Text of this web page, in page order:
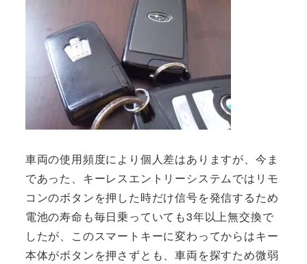
車両の使用頻度により個人差はありますが、今ま
であった、キーレスエントリーシステムではリモ
コンのボタンを押した時だけ信号を発信するため
電池の寿命も毎日乗っていても3年以上無交換で
したが、このスマートキーに変わってからはキー
本体がボタンを押さずとも、車両を探すため微弱